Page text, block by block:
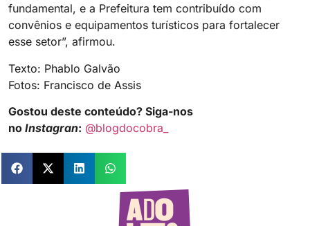
fundamental, e a Prefeitura tem contribuído com
convênios e equipamentos turísticos para fortalecer
esse setor”, afirmou.
Texto: Phablo Galvão
Fotos: Francisco de Assis
Gostou deste conteúdo? Siga-nos
no Instagran: @blogdocobra_